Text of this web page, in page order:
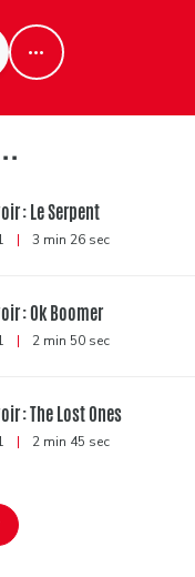
: Le Serpent
| 3 min 26 sec
: Ok Boomer
| 2 min 50 sec
: The Lost Ones
| 2 min 45 sec